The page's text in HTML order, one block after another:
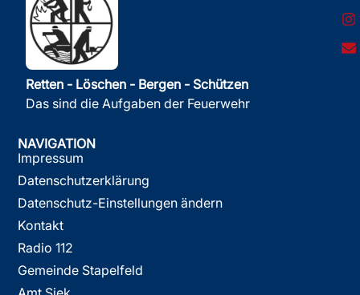
Retten - Löschen - Bergen - Schützen
Das sind die Aufgaben der Feuerwehr
NAVIGATION
Impressum
Datenschutzerklärung
Datenschutz-Einstellungen ändern
Kontakt
Radio 112
Gemeinde Stapelfeld